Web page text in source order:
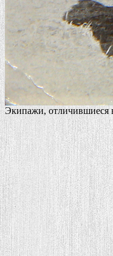
Экипажи, отличившиеся